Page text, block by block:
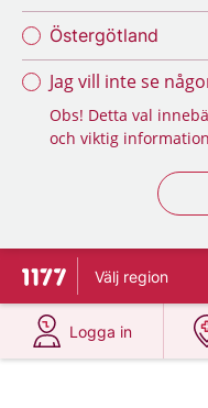
Östergötland
Jag vill inte se
Obs! Detta val
och viktig
Till startsidan för 1177
Välj region
Logga in
på 1177.se